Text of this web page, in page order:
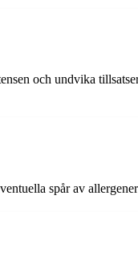
och undvika
spår av